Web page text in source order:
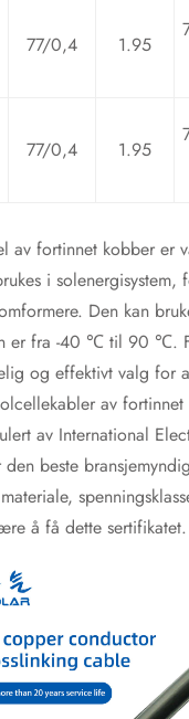
77/0,4 1.95
77/0,4 1.95
av fortinnet kobber er
i solenergisystem,
Den kan
er fra -40 ℃ til 90 ℃.
og effektivt valg for
av fortinnet
av International
beste
å få dette sertifikatet.